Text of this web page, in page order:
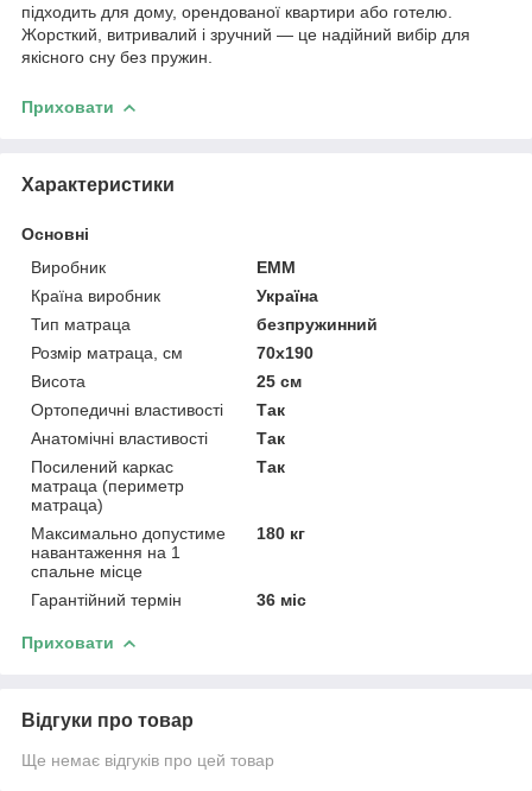
підходить для дому, орендованої квартири або готелю.
Жорсткий, витривалий і зручний — це надійний вибір для
якісного сну без пружин.
Приховати
Характеристики
Основні
Виробник
ЕММ
Країна виробник
Україна
Тип матраца
безпружинний
Розмір матраца, см
70х190
Висота
25 см
Ортопедичні властивості
Так
Анатомічні властивості
Так
Посилений каркас
матраца (периметр
матраца)
Так
Максимально допустиме
навантаження на 1
спальне місце
180 кг
Гарантійний термін 36 міс
Приховати
Відгуки про товар
Ще немає відгуків про цей товар